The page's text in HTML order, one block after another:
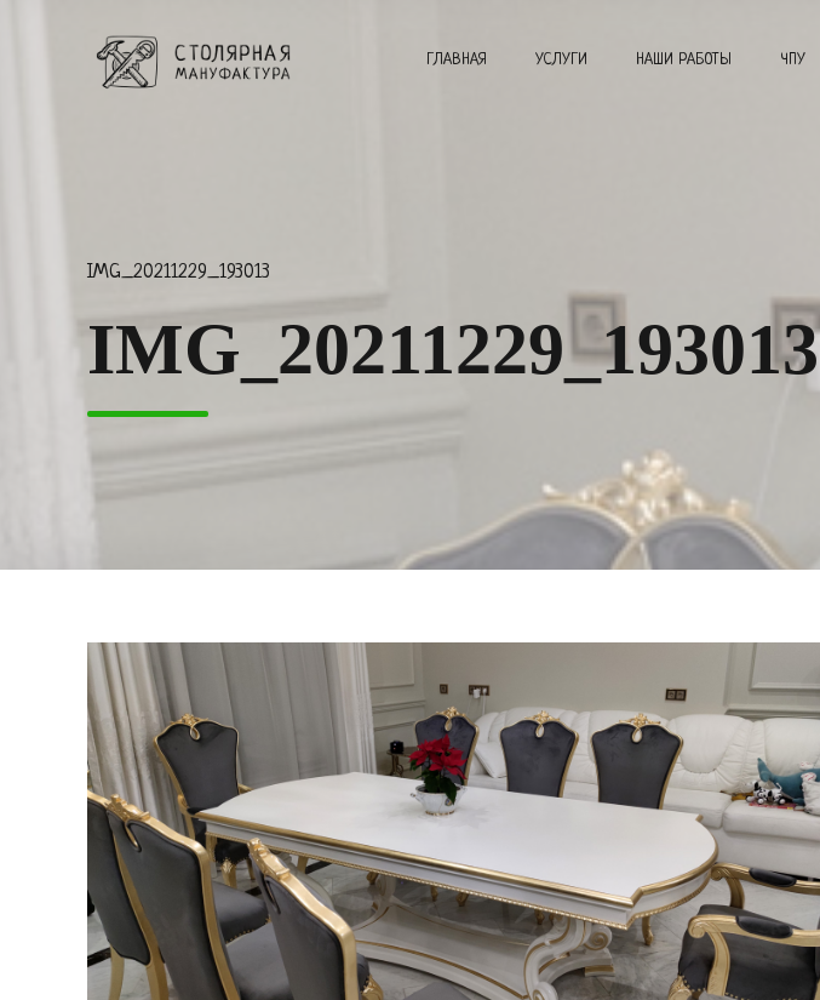
ГЛАВНАЯ УСЛУГИ НАШИ РАБОТЫ ЧПУ
IMG_20211229_193013
IMG_20211229_193013